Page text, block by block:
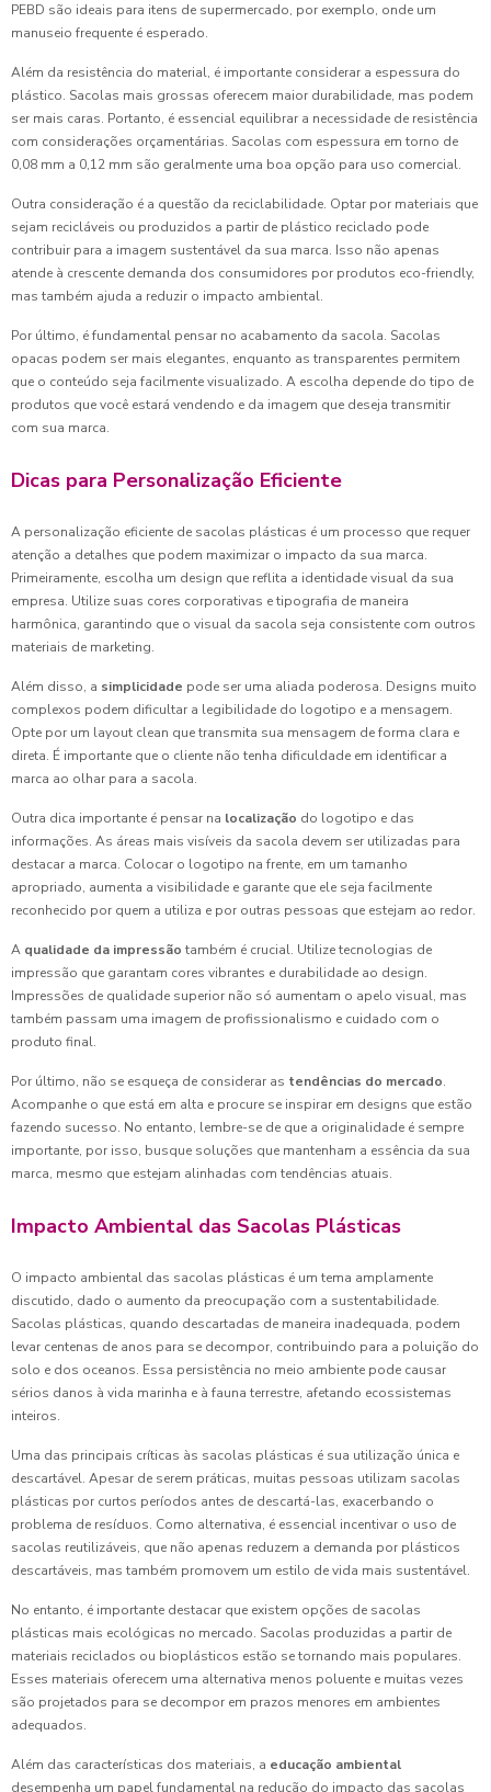
PEBD são ideais para itens de supermercado, por exemplo, onde um
manuseio frequente é esperado.
Além da resistência do material, é importante considerar a espessura do
plástico. Sacolas mais grossas oferecem maior durabilidade, mas podem
ser mais caras. Portanto, é essencial equilibrar a necessidade de resistência
com considerações orçamentárias. Sacolas com espessura em torno de
0,08 mm a 0,12 mm são geralmente uma boa opção para uso comercial.
Outra consideração é a questão da reciclabilidade. Optar por materiais que
sejam recicláveis ou produzidos a partir de plástico reciclado pode
contribuir para a imagem sustentável da sua marca. Isso não apenas
atende à crescente demanda dos consumidores por produtos eco-friendly,
mas também ajuda a reduzir o impacto ambiental.
Por último, é fundamental pensar no acabamento da sacola. Sacolas
opacas podem ser mais elegantes, enquanto as transparentes permitem
que o conteúdo seja facilmente visualizado. A escolha depende do tipo de
produtos que você estará vendendo e da imagem que deseja transmitir
com sua marca.
Dicas para Personalização Eficiente
A personalização eficiente de sacolas plásticas é um processo que requer
atenção a detalhes que podem maximizar o impacto da sua marca.
Primeiramente, escolha um design que reflita a identidade visual da sua
empresa. Utilize suas cores corporativas e tipografia de maneira
harmônica, garantindo que o visual da sacola seja consistente com outros
materiais de marketing.
Além disso, a simplicidade pode ser uma aliada poderosa. Designs muito
complexos podem dificultar a legibilidade do logotipo e a mensagem.
Opte por um layout clean que transmita sua mensagem de forma clara e
direta. É importante que o cliente não tenha dificuldade em identificar a
marca ao olhar para a sacola.
Outra dica importante é pensar na localização do logotipo e das
informações. As áreas mais visíveis da sacola devem ser utilizadas para
destacar a marca. Colocar o logotipo na frente, em um tamanho
apropriado, aumenta a visibilidade e garante que ele seja facilmente
reconhecido por quem a utiliza e por outras pessoas que estejam ao redor.
A qualidade da impressão também é crucial. Utilize tecnologias de
impressão que garantam cores vibrantes e durabilidade ao design.
Impressões de qualidade superior não só aumentam o apelo visual, mas
também passam uma imagem de profissionalismo e cuidado com o
produto final.
Por último, não se esqueça de considerar as tendências do mercado.
Acompanhe o que está em alta e procure se inspirar em designs que estão
fazendo sucesso. No entanto, lembre-se de que a originalidade é sempre
importante, por isso, busque soluções que mantenham a essência da sua
marca, mesmo que estejam alinhadas com tendências atuais.
Impacto Ambiental das Sacolas Plásticas
O impacto ambiental das sacolas plásticas é um tema amplamente
discutido, dado o aumento da preocupação com a sustentabilidade.
Sacolas plásticas, quando descartadas de maneira inadequada, podem
levar centenas de anos para se decompor, contribuindo para a poluição do
solo e dos oceanos. Essa persistência no meio ambiente pode causar
sérios danos à vida marinha e à fauna terrestre, afetando ecossistemas
inteiros.
Uma das principais críticas às sacolas plásticas é sua utilização única e
descartável. Apesar de serem práticas, muitas pessoas utilizam sacolas
plásticas por curtos períodos antes de descartá-las, exacerbando o
problema de resíduos. Como alternativa, é essencial incentivar o uso de
sacolas reutilizáveis, que não apenas reduzem a demanda por plásticos
descartáveis, mas também promovem um estilo de vida mais sustentável.
No entanto, é importante destacar que existem opções de sacolas
plásticas mais ecológicas no mercado. Sacolas produzidas a partir de
materiais reciclados ou bioplásticos estão se tornando mais populares.
Esses materiais oferecem uma alternativa menos poluente e muitas vezes
são projetados para se decompor em prazos menores em ambientes
adequados.
Além das características dos materiais, a educação ambiental
desempenha um papel fundamental na redução do impacto das sacolas